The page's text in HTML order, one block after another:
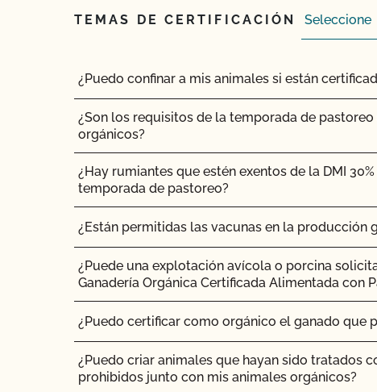
TEMAS DE CERTIFICACIÓN
¿Puedo confinar a mis animales si están
¿Son los requisitos de la temporada de
orgánicos?
¿Hay rumiantes que estén exentos de la DMI
temporada de pastoreo?
¿Están permitidas las vacunas en la producción
¿Puede una explotación avícola o porcina
Ganadería Orgánica Certificada Alimentada con
¿Puedo certificar como orgánico el ganado que
¿Puedo criar animales que hayan sido tratados
prohibidos junto con mis animales orgánicos?